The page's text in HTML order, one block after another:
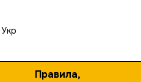
Укр
Правила,